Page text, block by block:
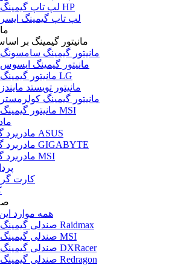
لپ تاپ گیمینگ HP
لپ تاپ گیمینگ ایسر
مانیتور گیمینگ بر
مانیتور گیمینگ سامسونگ
مانیتور گیمینگ ایسوس
مانیتور گیمینگ LG
مانیتور تویستد مایندز
مانیتور گیمینگ کولرمستر
مانیتور گیمینگ MSI
مادربرد گیمینگ ASUS
مادربرد گیمینگ GIGABYTE
مادربرد گیمینگ MSI
کارت
همه موارد
صندلی گیمینگ Raidmax
صندلی گیمینگ MSI
صندلی گیمینگ DXRacer
صندلی گیمینگ Redragon